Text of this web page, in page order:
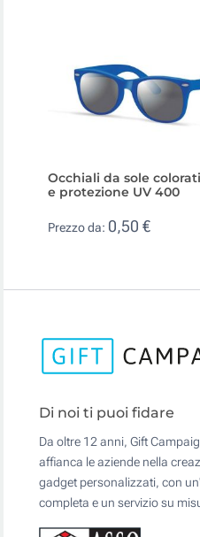
Occhiali da sole
e protezione UV 400
Prezzo da: 0,50 €
Di noi ti puoi fidare
Da oltre 12 anni, Gift
affianca le aziende nella
gadget personalizzati, con
completa e un servizio su